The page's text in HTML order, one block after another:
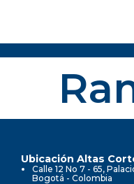
Ubicación Altas
Calle 12 No 7 - 65,
Bogotá - Colombia